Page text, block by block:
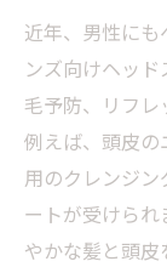
近年、男性にも
ンズ向けヘッ
毛予防、リフレ
例えば、頭皮
用のクレンジ
ートが受けら
やかな髪と頭